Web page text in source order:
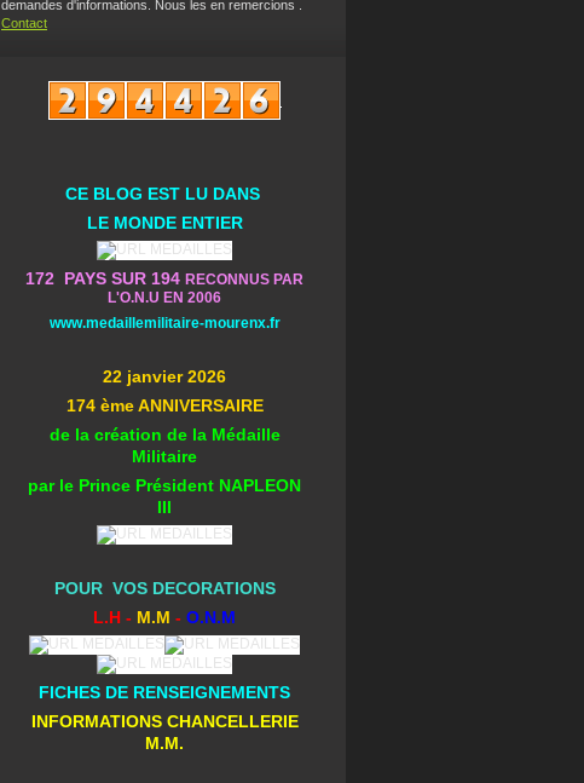
demandes d'informations. Nous les en remercions .
Contact
CE BLOG EST LU DANS
LE MONDE ENTIER
172 PAYS SUR 194 RECONNUS PAR
L'O.N.U EN 2006
www.medaillemilitaire-mourenx.fr
22 janvier 2026
174 ème ANNIVERSAIRE
de la création de la Médaille
Militaire
par le Prince Président NAPLEON
III
POUR VOS DECORATIONS
L.H - M.M - O.N.M
FICHES DE RENSEIGNEMENTS
INFORMATIONS CHANCELLERIE
M.M.